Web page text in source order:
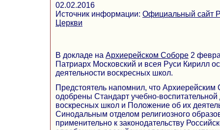
02.02.2016
Источник информации: Официальный сайт
Церкви
В докладе на Архиерейском Соборе 2
Патриарх Московский и всея Руси Кирилл
деятельности воскресных школ.
Предстоятель напомнил, что
одобрены Стандарт учебно-воспитательной
воскресных школ и Положение об их
Синодальным отделом религиозного
применительно к законодательству